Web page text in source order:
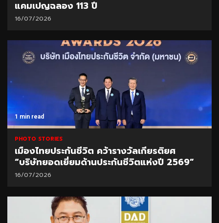
แคมเปญฉลอง 113 ปี
16/07/2026
1 min read
PHOTO STORIES
เมืองไทยประกันชีวิต คว้ารางวัลเกียรติยศ
“บริษัทยอดเยี่ยมด้านประกันชีวิตแห่งปี 2569”
16/07/2026